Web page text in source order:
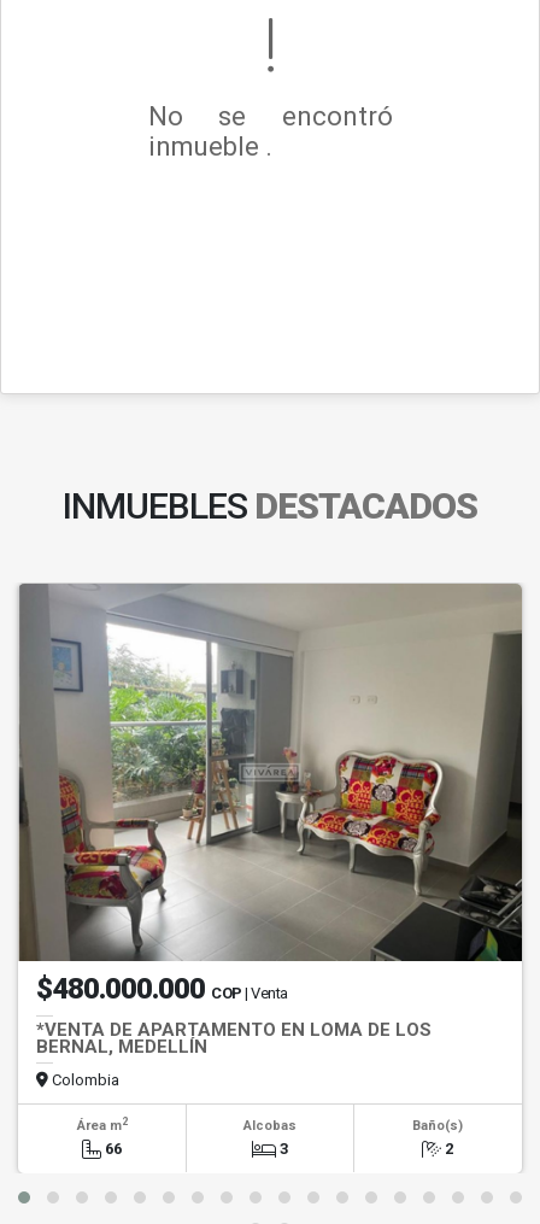
No se encontró
inmueble .
INMUEBLES DESTACADOS
$480.000.000 COP | Venta
*VENTA DE APARTAMENTO EN LOMA DE LOS
BERNAL, MEDELLÍN
Colombia
Área m2
66
Alcobas
3
Baño(s)
2